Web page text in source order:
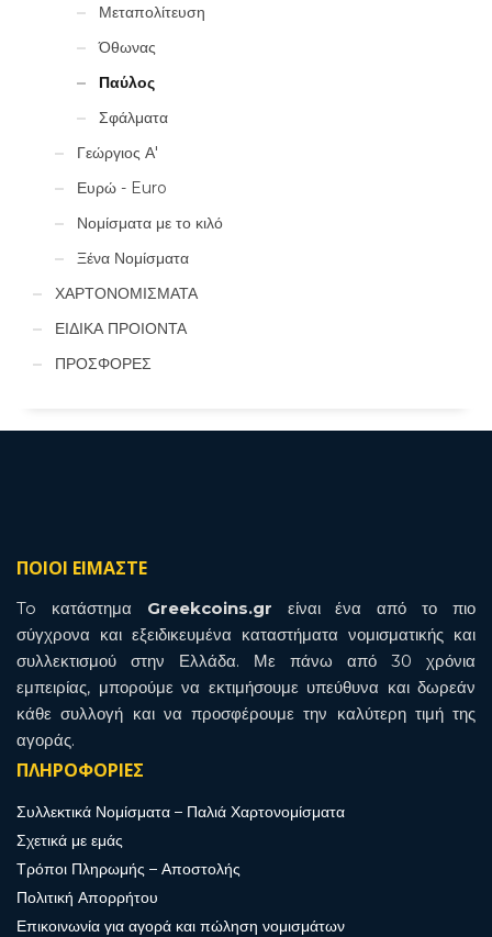
Μεταπολίτευση
Όθωνας
Παύλος
Σφάλματα
Γεώργιος Α'
Ευρώ - Euro
Νομίσματα με το κιλό
Ξένα Νομίσματα
ΧΑΡΤΟΝΟΜΙΣΜΑΤΑ
ΕΙΔΙΚΑ ΠΡΟΙΟΝΤΑ
ΠΡΟΣΦΟΡΕΣ
ΠΟΙΟΙ ΕΙΜΑΣΤΕ
To κατάστημα Greekcoins.gr είναι ένα από το πιο
σύγχρονα και εξειδικευμένα καταστήματα νομισματικής και
συλλεκτισμού στην Ελλάδα. Με πάνω από 30 χρόνια
εμπειρίας, μπορούμε να εκτιμήσουμε υπεύθυνα και δωρεάν
κάθε συλλογή και να προσφέρουμε την καλύτερη τιμή της
αγοράς.
ΠΛΗΡΟΦΟΡΙΕΣ
Συλλεκτικά Νομίσματα – Παλιά Χαρτονομίσματα
Σχετικά με εμάς
Τρόποι Πληρωμής – Αποστολής
Πολιτική Απορρήτου
Επικοινωνία για αγορά και πώληση νομισμάτων